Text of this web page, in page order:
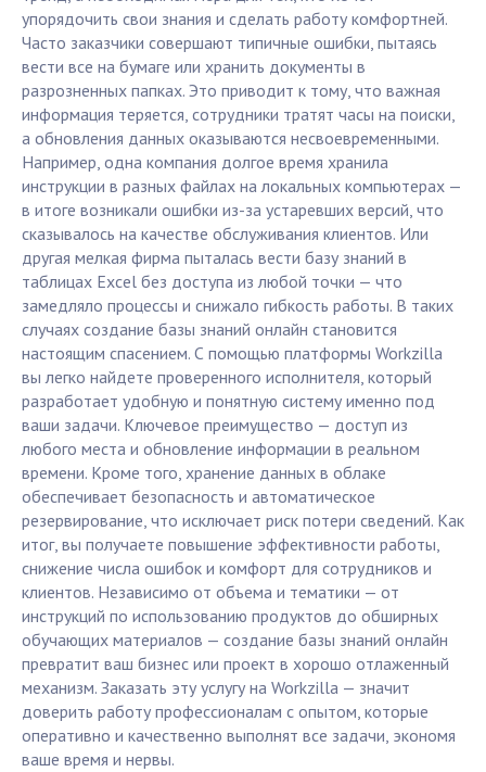
упорядочить свои знания и сделать работу комфортней.
Часто заказчики совершают типичные ошибки, пытаясь
вести все на бумаге или хранить документы в
разрозненных папках. Это приводит к тому, что важная
информация теряется, сотрудники тратят часы на поиски,
а обновления данных оказываются несвоевременными.
Например, одна компания долгое время хранила
инструкции в разных файлах на локальных компьютерах —
в итоге возникали ошибки из-за устаревших версий, что
сказывалось на качестве обслуживания клиентов. Или
другая мелкая фирма пыталась вести базу знаний в
таблицах Excel без доступа из любой точки — что
замедляло процессы и снижало гибкость работы. В таких
случаях создание базы знаний онлайн становится
настоящим спасением. С помощью платформы Workzilla
вы легко найдете проверенного исполнителя, который
разработает удобную и понятную систему именно под
ваши задачи. Ключевое преимущество — доступ из
любого места и обновление информации в реальном
времени. Кроме того, хранение данных в облаке
обеспечивает безопасность и автоматическое
резервирование, что исключает риск потери сведений. Как
итог, вы получаете повышение эффективности работы,
снижение числа ошибок и комфорт для сотрудников и
клиентов. Независимо от объема и тематики — от
инструкций по использованию продуктов до обширных
обучающих материалов — создание базы знаний онлайн
превратит ваш бизнес или проект в хорошо отлаженный
механизм. Заказать эту услугу на Workzilla — значит
доверить работу профессионалам с опытом, которые
оперативно и качественно выполнят все задачи, экономя
ваше время и нервы.